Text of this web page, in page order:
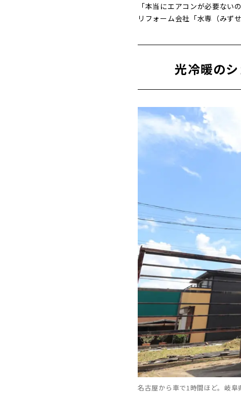
「本当にエアコンが必要な
リフォーム会社「水専（みず
光冷暖の
名古屋から車で1時間ほど。岐阜